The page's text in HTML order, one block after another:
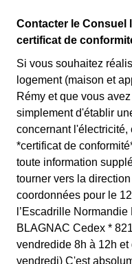
Contacter le Consuel
certificat de
Si vous souhaitez
logement (maison et
Rémy et que vous
simplement d'établir
concernant l'électricité,
*certificat de
toute information
tourner vers la
coordonnées pour le
l’Escadrille
BLAGNAC Cedex *
vendredide 8h à 12h
vendredi) C'est